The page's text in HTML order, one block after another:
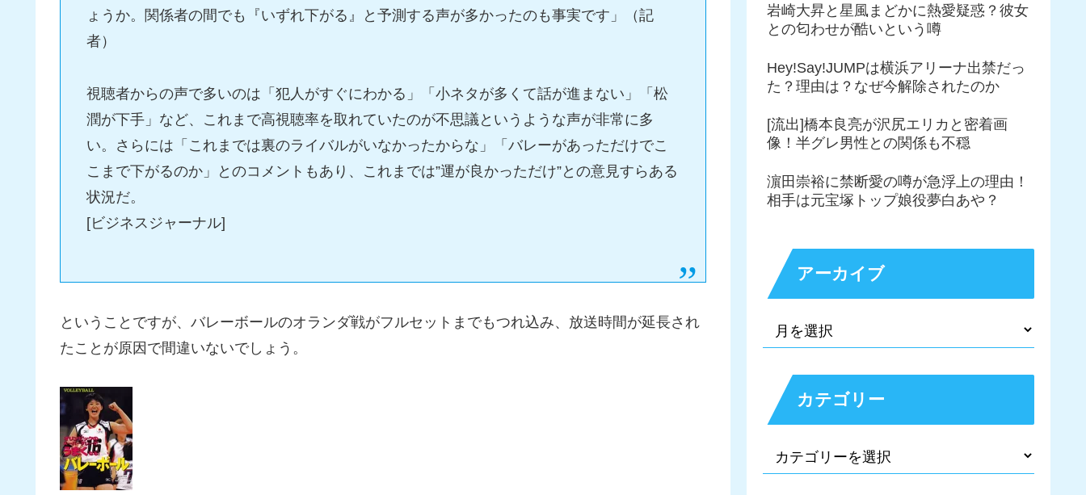
ょうか。関係者の間でも『いずれ下がる』と予測する声が多かったのも事実です」（記
者）
視聴者からの声で多いのは「犯人がすぐにわかる」「小ネタが多くて話が進まない」「松
潤が下手」など、これまで高視聴率を取れていたのが不思議というような声が非常に多
い。さらには「これまでは裏のライバルがいなかったからな」「バレーがあっただけでこ
こまで下がるのか」とのコメントもあり、これまでは”運が良かっただけ”との意見すらある
状況だ。
[ビジネスジャーナル]
ということですが、バレーボールのオランダ戦がフルセットまでもつれ込み、放送時間が延長され
たことが原因で間違いないでしょう。
岩崎大昇と星風まどかに熱愛疑惑？彼女
との匂わせが酷いという噂
Hey!Say!JUMPは横浜アリーナ出禁だっ
た？理由は？なぜ今解除されたのか
[流出]橋本良亮が沢尻エリカと密着画
像！半グレ男性との関係も不穏
濵田崇裕に禁断愛の噂が急浮上の理由！
相手は元宝塚トップ娘役夢白あや？
アーカイブ
カテゴリー